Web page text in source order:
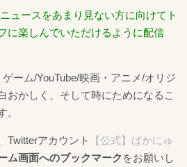
ニュースをあまり見ない方に向けてト
に楽しんでいただけるように配信
ーム/YouTube/映画・アニメ/オリジ
おかしく、そして時にためになるこ
。
Twitterアカウント
【公式】ばかにゅ
ム画面へのブックマーク をお願いし